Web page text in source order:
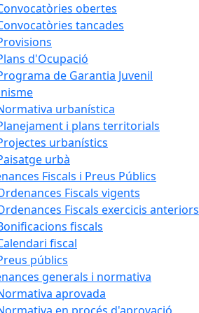
obertes
tancades
d'Ocupació
de Garantia Juvenil
urbanística
i plans territorials
urbanístics
urbà
Fiscals i Preus Públics
Fiscals vigents
Fiscals exercicis anteriors
fiscals
fiscal
públics
generals i normativa
aprovada